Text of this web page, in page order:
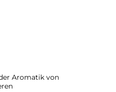
Aromatik von